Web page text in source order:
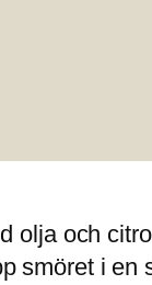
olja och
smöret i